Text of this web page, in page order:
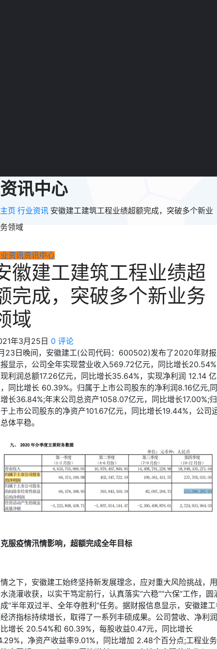
资讯中心
主页 行业资讯 安徽建工建筑工程业绩超额完成，突破多个新业
务领域
资讯资讯中心
徽建工建筑工程业绩超
完成，突破多个新业务
域
年3月25日 0 评论
23日晚间，安徽建工(公司代码：600502)发布了2020年财
显示，公司全年实现营业收入569.72亿元，同比增长
利润总额17.26亿元，同比增长35.64%，实现净利润 12.14 亿
同比增长 60.39%。归属于上市公司股东的净利润8.16亿元,同
长36.84%;年末公司总资产1058.07亿元，同比增长17.00%;归
上市公司股东的净资产101.67亿元，同比增长19.44%，公司
体平稳。
疫情汛情影响，超额完成全年目标
之下，安徽建工始终坚持新发展理念，应对重大风险挑战，用
浇灌收获，以实干笃定前行，认真落实“六稳”“六保”工作，圆
“半年双过半、全年夺胜利”任务。据财报信息显示，安徽建
济指标持续增长，取得了一系列丰硕成果。公司营收、净利润
增长 20.54%和 60.39%，每股收益0.47元，同比增长
，净资产收益率9.01%，同比增加 2.48个百分点;工程业务